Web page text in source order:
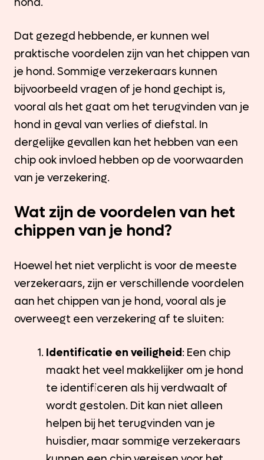
Dat gezegd hebbende, er kunnen wel
praktische voordelen zijn van het chippen van
je hond. Sommige verzekeraars kunnen
bijvoorbeeld vragen of je hond gechipt is,
vooral als het gaat om het terugvinden van je
hond in geval van verlies of diefstal. In
dergelijke gevallen kan het hebben van een
chip ook invloed hebben op de voorwaarden
van je verzekering.
Wat zijn de voordelen van het
chippen van je hond?
Hoewel het niet verplicht is voor de meeste
verzekeraars, zijn er verschillende voordelen
aan het chippen van je hond, vooral als je
overweegt een verzekering af te sluiten:
Identificatie en veiligheid: Een chip
maakt het veel makkelijker om je hond
te identificeren als hij verdwaalt of
wordt gestolen. Dit kan niet alleen
helpen bij het terugvinden van je
huisdier, maar sommige verzekeraars